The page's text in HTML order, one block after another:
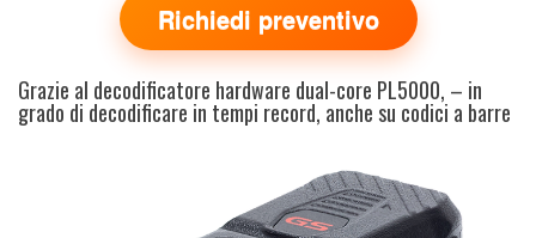
Richiedi preventivo
Grazie al decodificatore hardware dual-core PL5000, – in
grado di decodificare in tempi record, anche su codici a barre